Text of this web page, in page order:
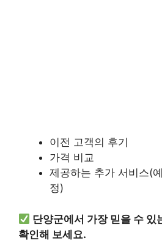
이전 고객의 후기
가격 비교
제공하는 추가 서비스(
정)
단양군에서 가장 믿을 수 있
확인해 보세요.